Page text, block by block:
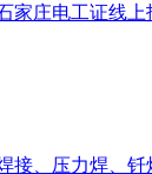
家庄电工证线上